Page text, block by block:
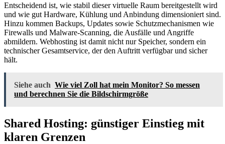
Entscheidend ist, wie stabil dieser virtuelle Raum bereitgestellt wird
und wie gut Hardware, Kühlung und Anbindung dimensioniert sind.
Hinzu kommen Backups, Updates sowie Schutzmechanismen wie
Firewalls und Malware-Scanning, die Ausfälle und Angriffe
abmildern. Webhosting ist damit nicht nur Speicher, sondern ein
technischer Gesamtservice, der den Auftritt verfügbar und sicher
hält.
Siehe auch Wie viel Zoll hat mein Monitor? So messen
und berechnen Sie die Bildschirmgröße
Shared Hosting: günstiger Einstieg mit
klaren Grenzen